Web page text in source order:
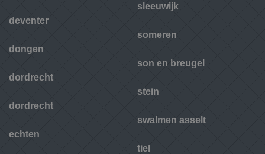
deventer
dongen
dordrecht
dordrecht
echten
sleeuwijk
someren
son en breugel
stein
swalmen asselt
tiel